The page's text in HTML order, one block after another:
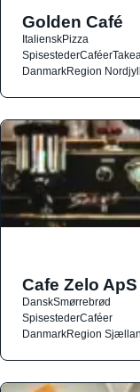
Golden Café
ItalienskPizza
SpisestederCaféer
DanmarkRegion
Cafe Zelo ApS
DanskSmørrebrød
SpisestederCaféer
DanmarkRegion